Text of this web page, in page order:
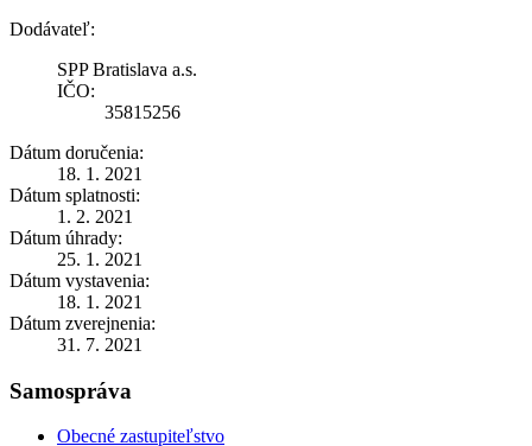
Dodávateľ:
SPP Bratislava a.s.
IČO:
35815256
Dátum doručenia:
18. 1. 2021
Dátum splatnosti:
1. 2. 2021
Dátum úhrady:
25. 1. 2021
Dátum vystavenia:
18. 1. 2021
Dátum zverejnenia:
31. 7. 2021
Samospráva
Obecné zastupiteľstvo